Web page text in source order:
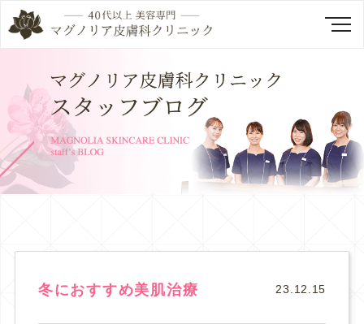
冬におすすめ美肌治療 23.12.15